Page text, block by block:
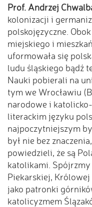
Prof. Andrzej
kolonizacji i
polskojęzyczne.
miejskiego i
uformowała się
ludu śląskiego bądź
Nauki pobierali na
tym we Wrocławiu
narodowe i
literackim języku
najpoczytniejszym
był nie bez
powiedzieli, że są
katolikami.
Piekarskiej,
jako patronki
katolicyzmem